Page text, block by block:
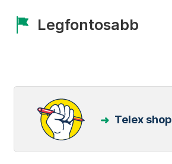
Legfontosabb
Telex shop